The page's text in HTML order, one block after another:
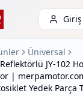
Giriş
Üniversal
JY-102
|
Yedek Parça